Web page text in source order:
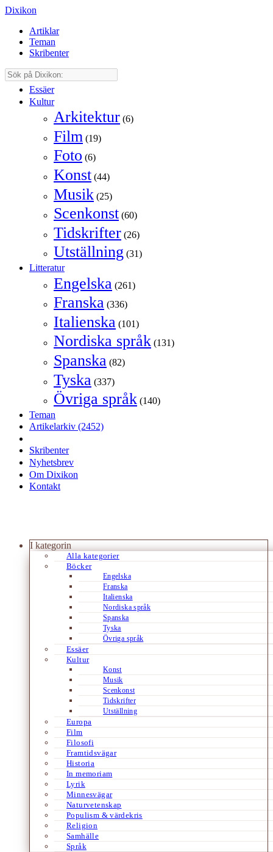
Dixikon
Artiklar
Teman
Skribenter
Essäer
Kultur
Arkitektur (6)
Film (19)
Foto (6)
Konst (44)
Musik (25)
Scenkonst (60)
Tidskrifter (26)
Utställning (31)
Litteratur
Engelska (261)
Franska (336)
Italienska (101)
Nordiska språk (131)
Spanska (82)
Tyska (337)
Övriga språk (140)
Teman
Artikelarkiv (2452)
Skribenter
Nyhetsbrev
Om Dixikon
Kontakt
I kategorin
Alla kategorier
Böcker
Engelska
Franska
Italienska
Nordiska språk
Spanska
Tyska
Övriga språk
Essäer
Kultur
Konst
Musik
Scenkonst
Tidskrifter
Utställning
Europa
Film
Filosofi
Framtidsvägar
Historia
In memoriam
Lyrik
Minnesvägar
Naturvetenskap
Populism & värdekris
Religion
Samhälle
Språk